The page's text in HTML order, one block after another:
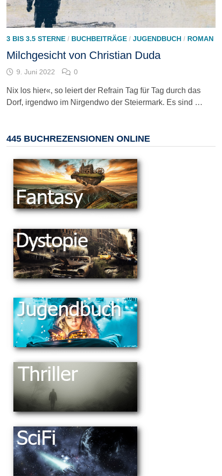
3 BIS 3.5 STERNE/ BUCHBEITRÄGE/ JUGENDBUCH/ ROMAN
Milchgesicht von Christian Duda
9. Juni 2022 0
Nix los hier«, so leiert der Refrain Tag für Tag durch das
Dorf, irgendwo im Nirgendwo der Steiermark. Es sind …
445 BUCHREZENSIONEN ONLINE